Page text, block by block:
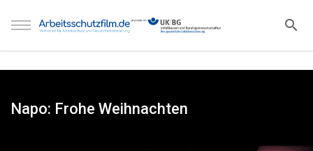
Napo: Frohe Weihnachten